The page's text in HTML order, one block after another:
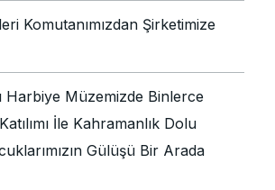
Komutanımızdan Şirketimize
Harbiye Müzemizde Binlerce
İle Kahramanlık Dolu
Gülüşü Bir Arada